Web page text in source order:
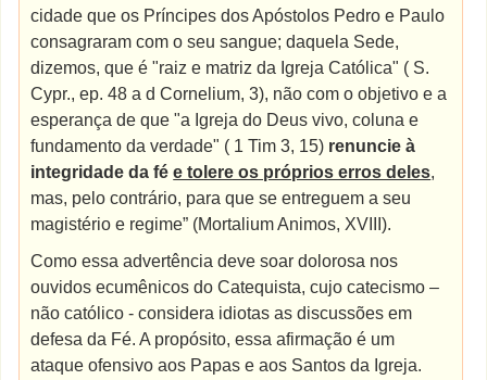
cidade que os Príncipes dos Apóstolos Pedro e Paulo
consagraram com o seu sangue; daquela Sede,
dizemos, que é "raiz e matriz da Igreja Católica" ( S.
Cypr., ep. 48 a d Cornelium, 3), não com o objetivo e a
esperança de que "a Igreja do Deus vivo, coluna e
fundamento da verdade" ( 1 Tim 3, 15) renuncie à
integridade da fée tolere os próprios erros deles,
mas, pelo contrário, para que se entreguem a seu
magistério e regime” (Mortalium Animos, XVIII).
Como essa advertência deve soar dolorosa nos
ouvidos ecumênicos do Catequista, cujo catecismo –
não católico - considera idiotas as discussões em
defesa da Fé. A propósito, essa afirmação é um
ataque ofensivo aos Papas e aos Santos da Igreja.